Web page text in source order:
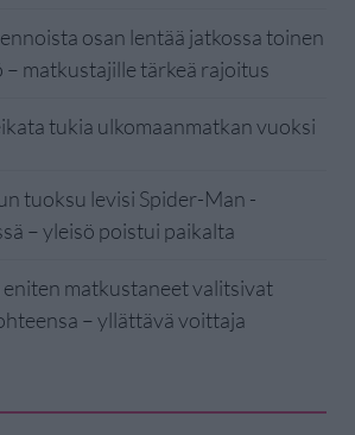
osan lentää jatkossa toinen
matkustajille tärkeä rajoitus
tukia ulkomaanmatkan vuoksi
tuoksu levisi Spider-Man -
– yleisö poistui paikalta
eniten matkustaneet valitsivat
– yllättävä voittaja